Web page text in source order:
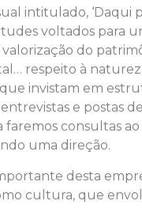
intitulado,
voltados para
valorização do
respeito à
invistam em
e postas
faremos consultas
uma direção.
desta
cultura, que